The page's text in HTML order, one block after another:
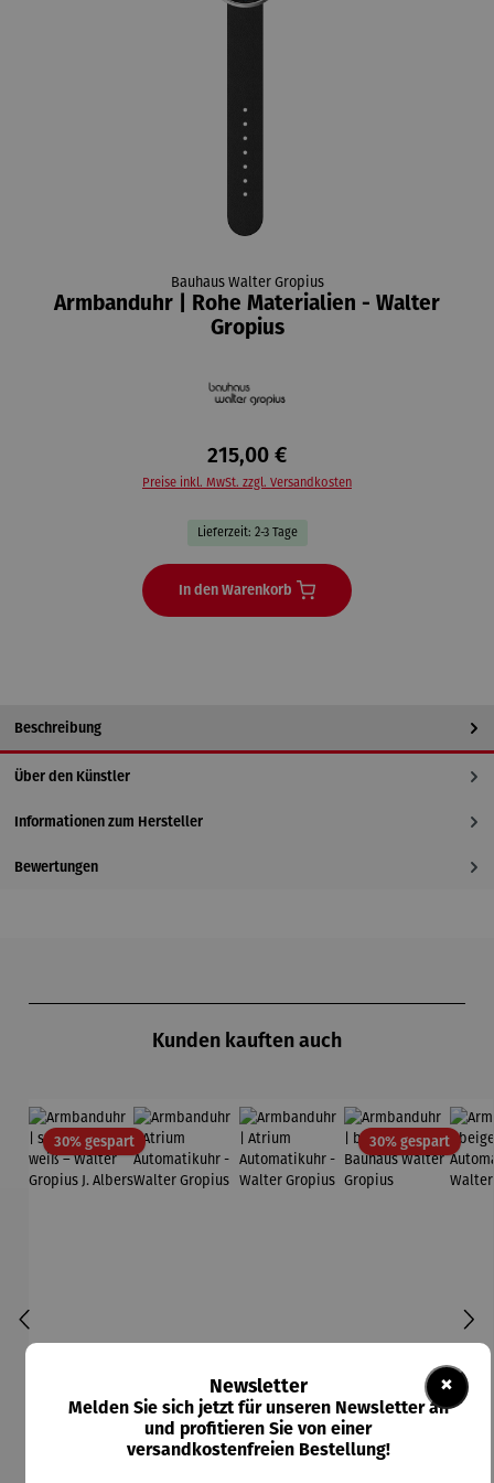
Bauhaus Walter Gropius
Armbanduhr | Rohe Materialien - Walter
Gropius
215,00 €
Preise inkl. MwSt. zzgl. Versandkosten
Lieferzeit: 2-3 Tage
In den Warenkorb
Beschreibung
Über den Künstler
Informationen zum Hersteller
Bewertungen
Kunden kauften auch
30% gespartRabatt 30% gespartRabatt
×
Newsletter
Melden Sie sich jetzt für unseren Newsletter an
und profitieren Sie von einer
versandkostenfreien Bestellung!